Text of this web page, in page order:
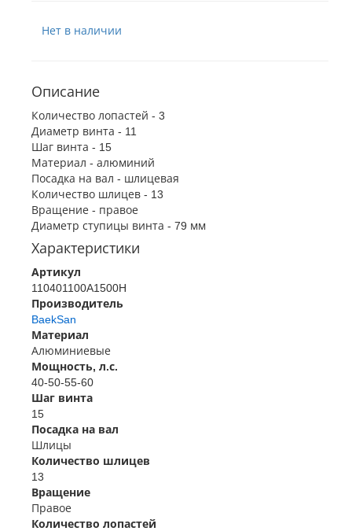
Нет в наличии
Описание
Количество лопастей - 3
Диаметр винта - 11
Шаг винта - 15
Материал - алюминий
Посадка на вал - шлицевая
Количество шлицев - 13
Вращение - правое
Диаметр ступицы винта - 79 мм
Характеристики
Артикул
110401100A1500H
Производитель
BaekSan
Материал
Алюминиевые
Мощность, л.с.
40-50-55-60
Шаг винта
15
Посадка на вал
Шлицы
Количество шлицев
13
Вращение
Правое
Количество лопастей